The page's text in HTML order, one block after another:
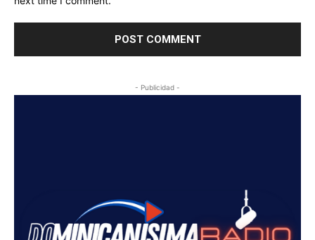
- Publicidad -